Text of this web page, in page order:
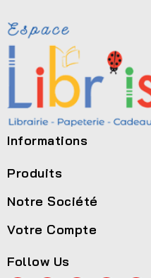
Informations
Produits
Notre Société
Votre Compte
Follow Us